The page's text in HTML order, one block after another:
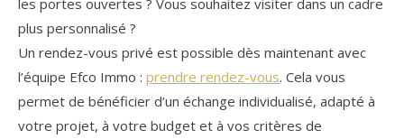
plus personnalisé ?
Un rendez-vous privé est possible dès maintenant avec
l’équipe Efco Immo : prendre rendez-vous. Cela vous
permet de bénéficier d’un échange individualisé, adapté à
votre projet, à votre budget et à vos critères de